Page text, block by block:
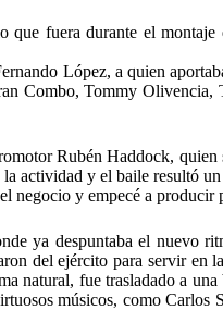
fuera durante el montaje
López, a quien
Combo, Tommy
Rubén Haddock,
actividad y el baile resultó
negocio y empecé a producir
ya despuntaba el nuevo
del ejército para servir en
natural, fue trasladado a
músicos, como